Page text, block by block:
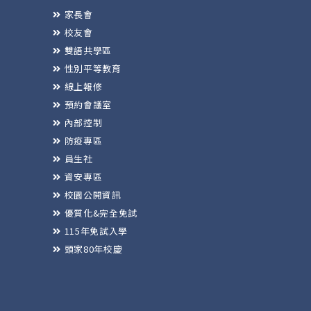
家長會
校友會
雙語共學區
性別平等教育
線上報修
預約會議室
內部控制
防疫專區
員生社
資安專區
校園公開資訊
優質化&完全免試
115年免試入學
頭家80年校慶